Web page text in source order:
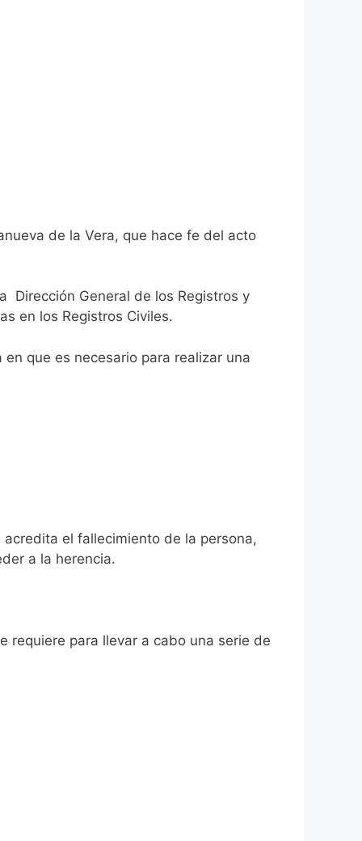
de la Vera, que hace fe del acto
Dirección General de los Registros y
en los Registros Civiles.
que es necesario para realizar una
el fallecimiento de la persona,
a la herencia.
requiere para llevar a cabo una serie de